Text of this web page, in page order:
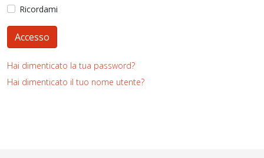
Ricordami
Accesso
Hai dimenticato la tua password?
Hai dimenticato il tuo nome utente?